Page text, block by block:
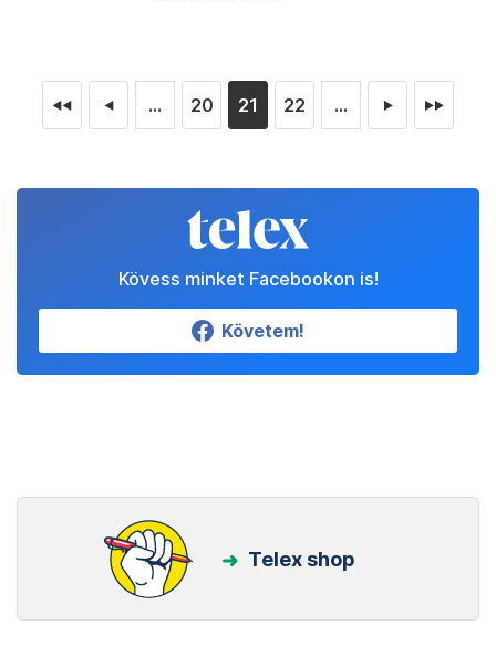
◄◄ ◄ ... 20 21 22 ... ► ►►
Kövess minket Facebookon is!
Követem!
Telex shop